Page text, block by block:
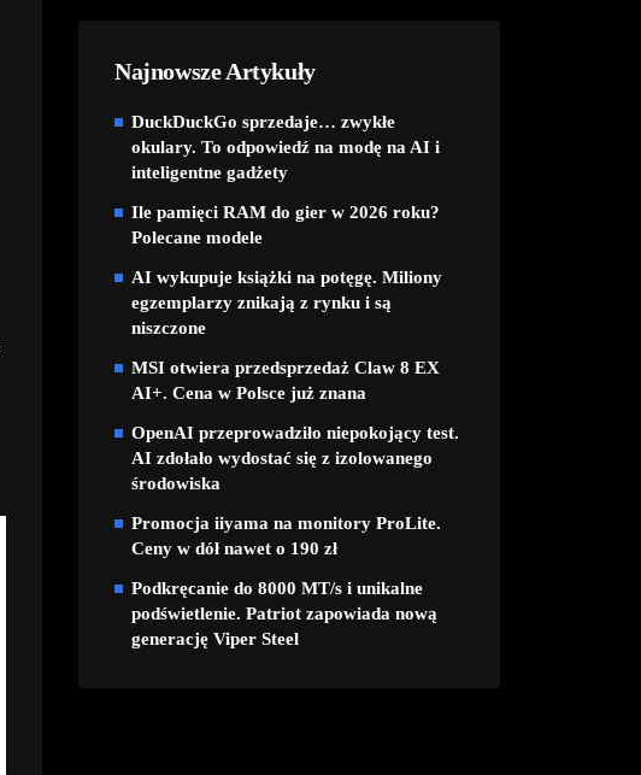
Najnowsze Artykuły
DuckDuckGo sprzedaje… zwykłe
okulary. To odpowiedź na modę na AI i
inteligentne gadżety
Ile pamięci RAM do gier w 2026 roku?
Polecane modele
AI wykupuje książki na potęgę. Miliony
egzemplarzy znikają z rynku i są
niszczone
MSI otwiera przedsprzedaż Claw 8 EX
AI+. Cena w Polsce już znana
OpenAI przeprowadziło niepokojący test.
AI zdołało wydostać się z izolowanego
środowiska
Promocja iiyama na monitory ProLite.
Ceny w dół nawet o 190 zł
Podkręcanie do 8000 MT/s i unikalne
podświetlenie. Patriot zapowiada nową
generację Viper Steel